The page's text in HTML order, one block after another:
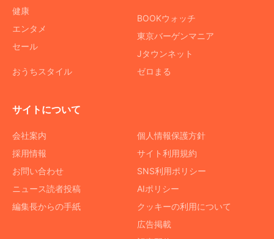
健康
エンタメ
セール
おうちスタイル
BOOKウォッチ
東京バーゲンマニア
Jタウンネット
ゼロまる
サイトについて
会社案内
採用情報
お問い合わせ
ニュース読者投稿
編集長からの手紙
個人情報保護方針
サイト利用規約
SNS利用ポリシー
AIポリシー
クッキーの利用について
広告掲載